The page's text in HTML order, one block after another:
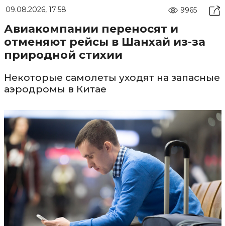
09.08.2026, 17:58 9965
Авиакомпании переносят и
отменяют рейсы в Шанхай из-за
природной стихии
Некоторые самолеты уходят на запасные
аэродромы в Китае